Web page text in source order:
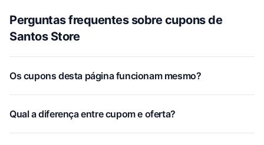
Perguntas frequentes sobre cupons de
Santos Store
Os cupons desta página funcionam mesmo?
Qual a diferença entre cupom e oferta?